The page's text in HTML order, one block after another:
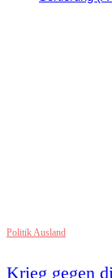
Politik Ausland
Krieg gegen